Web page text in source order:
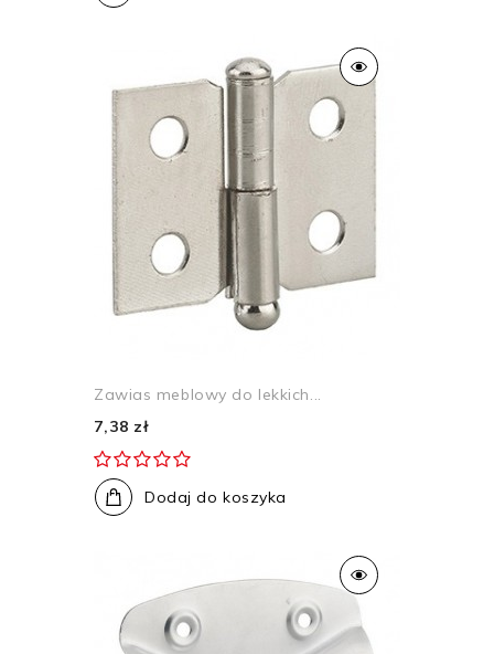
Zawias meblowy do lekkich...
7,38 zł
Dodaj do koszyka